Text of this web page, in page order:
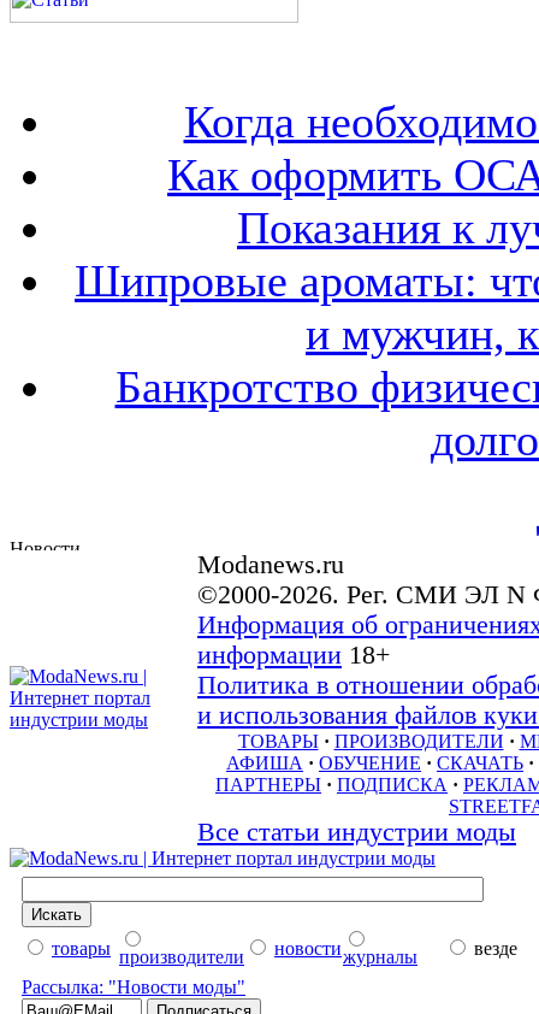
Когда
Как оформить
Показания к
Шипровые ароматы:
и мужчин,
Банкротство
Modanews.ru
©2000-2026. Рег. СМИ ЭЛ N
Информация об
информации 18+
Политика в отношении
и использования файлов
ТОВАРЫ · ПРОИЗВОДИТЕЛИ ·
АФИША · ОБУЧЕНИЕ · СКАЧАТЬ ·
ПАРТНЕРЫ · ПОДПИСКА ·
Все статьи индустрии моды
товары производители новостижурналы
везде
Рассылка: "Новости моды"